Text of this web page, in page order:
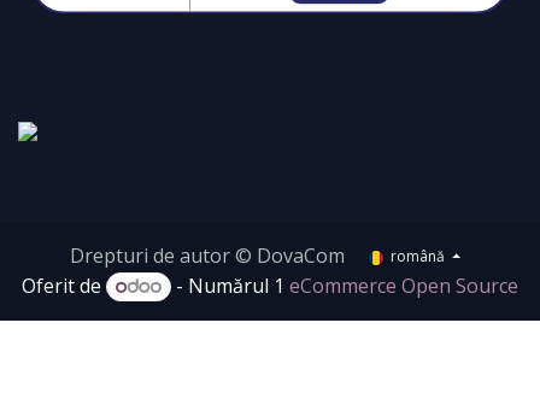
Drepturi de autor © DovaCom română
Oferit de - Numărul 1eCommerce Open Source